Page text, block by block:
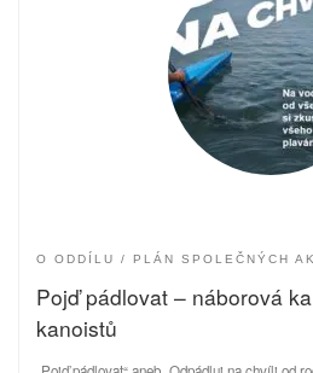
O ODDÍLU PLÁN SPOLEČNÝCH
Pojď pádlovat – náborová
kanoistů